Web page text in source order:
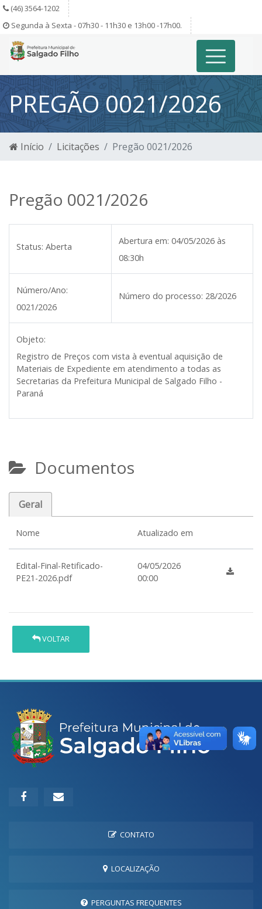
(46) 3564-1202
Segunda à Sexta - 07h30 - 11h30 e 13h00 -17h00.
PREGÃO 0021/2026
Início Licitações Pregão 0021/2026
Pregão 0021/2026
Status: Aberta
Abertura em: 04/05/2026 às
08:30h
Número/Ano:
0021/2026
Número do processo: 28/2026
Objeto:
Registro de Preços com vista à eventual aquisição de
Materiais de Expediente em atendimento a todas as
Secretarias da Prefeitura Municipal de Salgado Filho -
Paraná
Documentos
Geral
Nome Atualizado em
Edital-Final-Retificado-
PE21-2026.pdf
04/05/2026
00:00
VOLTAR
CONTATO
LOCALIZAÇÃO
PERGUNTAS FREQUENTES